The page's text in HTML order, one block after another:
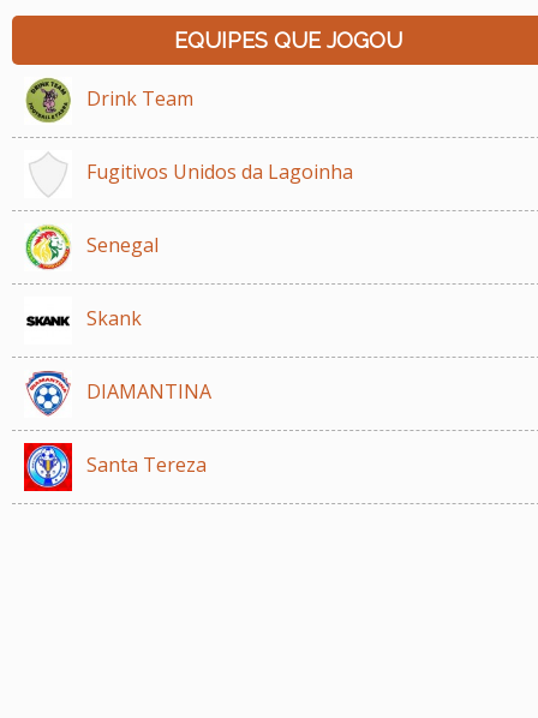
EQUIPES QUE JOGOU
Drink Team
Fugitivos Unidos da Lagoinha
Senegal
Skank
DIAMANTINA
Santa Tereza